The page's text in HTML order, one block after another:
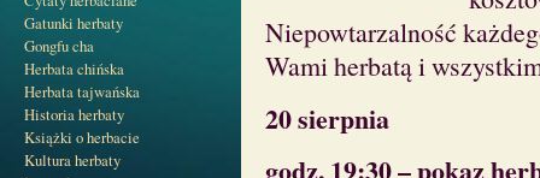
Gatunki herbaty
Gongfu cha
Herbata chińska
Herbata tajwańska
Historia herbaty
Książki o herbacie
Kultura herbaty
Niepowtarzalność
Wami herbatą i
20 sierpnia
godz. 19:30 – pokaz